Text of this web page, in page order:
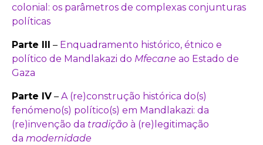
colonial: os parâmetros de complexas conjunturas
políticas
Parte III – Enquadramento histórico, étnico e
político de Mandlakazi do Mfecane ao Estado de
Gaza
Parte IV – A (re)construção histórica do(s)
fenómeno(s) político(s) em Mandlakazi: da
(re)invenção da tradição à (re)legitimação
da modernidade